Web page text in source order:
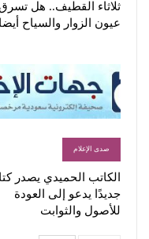
ثلاثاء القطيف.. هل
عيون الزوار والسياح
صدى الإعلام
الكاتب الحميدي يصدر
جديدًا يدعو إلى العودة
للأصول والثوابت